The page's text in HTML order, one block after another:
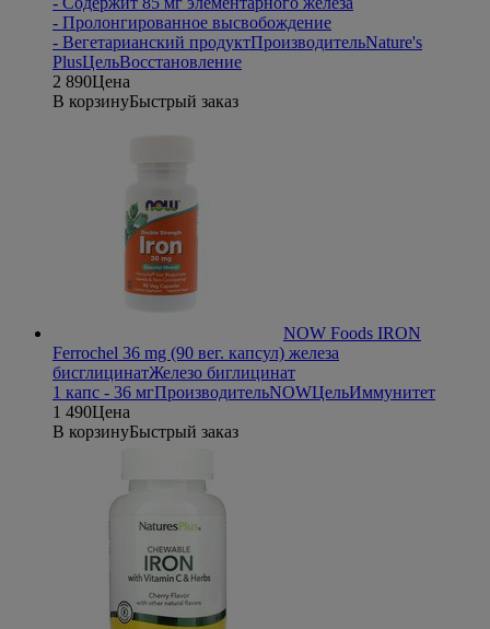
- Пролонгированное высвобождение
- Вегетарианский продуктПроизводительNature's
PlusЦельВосстановление
2 890Цена
В корзинуБыстрый заказ
NOW Foods IRON
Ferrochel 36 mg (90 вег. капсул) железа
бисглицинатЖелезо биглицинат
1 капс - 36 мгПроизводительNOWЦельИммунитет
1 490Цена
В корзинуБыстрый заказ